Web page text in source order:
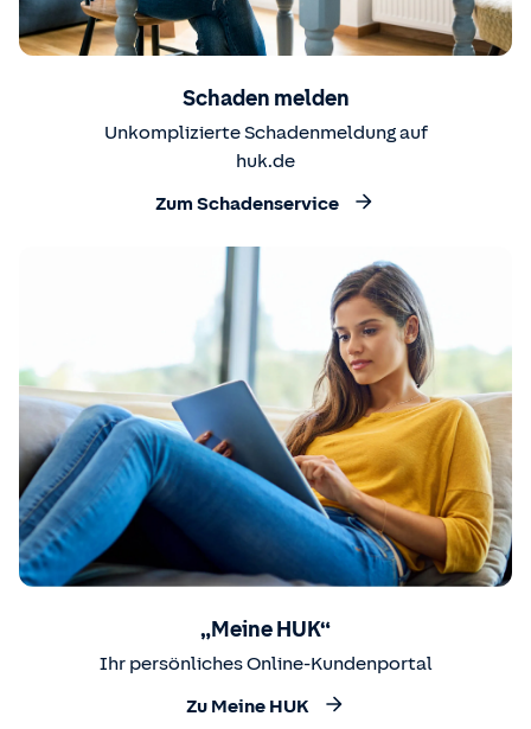
Schaden melden
Unkomplizierte Schadenmeldung auf
huk.de
Zum Schadenservice
„Meine HUK“
Ihr persönliches Online-Kundenportal
Zu Meine HUK